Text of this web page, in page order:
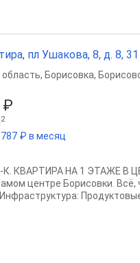
пл Ушакова, 8, д. 8,
₽
2
787 ₽ в месяц
область, Борисовка,
К. КВАРТИРА НА 1 ЭТАЖЕ В
центре Борисовки.